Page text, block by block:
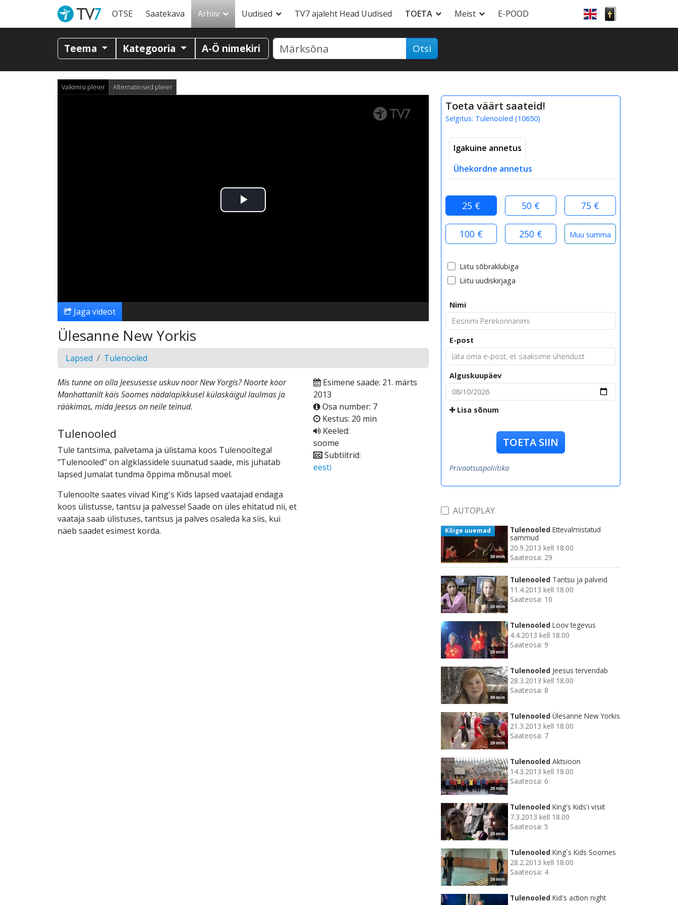
OTSE Saatekava Arhiiv Uudised TV7 ajaleht Head Uudised TOETA Meist E-POOD
Teema Kategooria A-Ö nimekiri Otsi
Vaikimisi pleier Alternatiivsed pleier
Esita
Jaga videot
Ülesanne New Yorkis
Lapsed Tulenooled
Mis tunne on olla Jeesusesse uskuv noor New Yorgis? Noorte koor
Manhattanilt käis Soomes nädalapikkusel külaskäigul laulmas ja
rääkimas, mida Jeesus on neile teinud.
Tulenooled
Tule tantsima, palvetama ja ülistama koos Tulenooltega!
"Tulenooled" on algklassidele suunatud saade, mis juhatab
lapsed Jumalat tundma õppima mõnusal moel.
Tulenoolte saates viivad King's Kids lapsed vaatajad endaga
koos ülistusse, tantsu ja palvesse! Saade on üles ehitatud nii, et
vaataja saab ülistuses, tantsus ja palves osaleda ka siis, kui
näeb saadet esimest korda.
Esimene saade: 21. märts
2013
Osa number: 7
Kestus: 20 min
Keeled:
soome
Subtiitrid:
eesti
Toeta väärt saateid!
Selgitus: Tulenooled (10650)
Igakuine annetus
Ühekordne annetus
25 € 50 € 75 €
100 € 250 €
Liitu sõbraklubiga
Liitu uudiskirjaga
Nimi
E-post
Alguskuupäev
Lisa sõnum
TOETA SIIN
Privaatsuspoliitika
AUTOPLAY
30 min
Kõige uuemad Tulenooled Ettevalmistatud
sammud
20.9.2013 kell 18.00
Saateosa: 29
20 min
Tulenooled Tantsu ja palveid
11.4.2013 kell 18.00
Saateosa: 10
20 min
Tulenooled Loov tegevus
4.4.2013 kell 18.00
Saateosa: 9
30 min
Tulenooled Jeesus tervendab
28.3.2013 kell 18.00
Saateosa: 8
20 min
Tulenooled Ülesanne New Yorkis
21.3.2013 kell 18.00
Saateosa: 7
20 min
Tulenooled Aktsioon
14.3.2013 kell 18.00
Saateosa: 6
20 min
Tulenooled King's Kids'i visiit
7.3.2013 kell 18.00
Saateosa: 5
20 min
Tulenooled King´s Kids Soomes
28.2.2013 kell 18.00
Saateosa: 4
Tulenooled Kid's action night